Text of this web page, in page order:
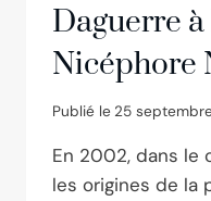
Daguerre
Nicéphore
Publié le 25
En 2002, dans le
les origines de la